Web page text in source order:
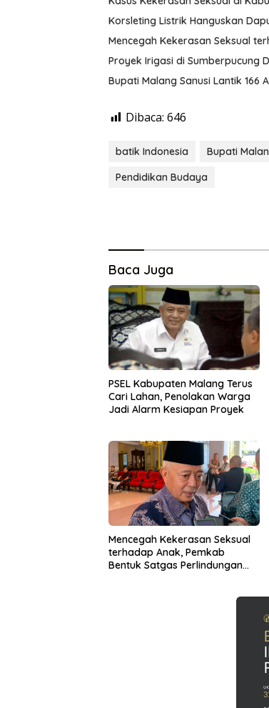
Korsleting Listrik Hanguskan
Mencegah Kekerasan Seksual
Proyek Irigasi di Sumberpucung
Bupati Malang Sanusi Lantik 166
Dibaca: 646
batik Indonesia Bupati
Pendidikan Budaya
Baca Juga
PSEL Kabupaten Malang Terus
Cari Lahan, Penolakan Warga
Jadi Alarm Kesiapan Proyek
Mencegah Kekerasan Seksual
terhadap Anak, Pemkab
Bentuk Satgas Perlindungan